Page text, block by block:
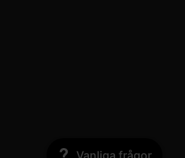
Vanliga frågor